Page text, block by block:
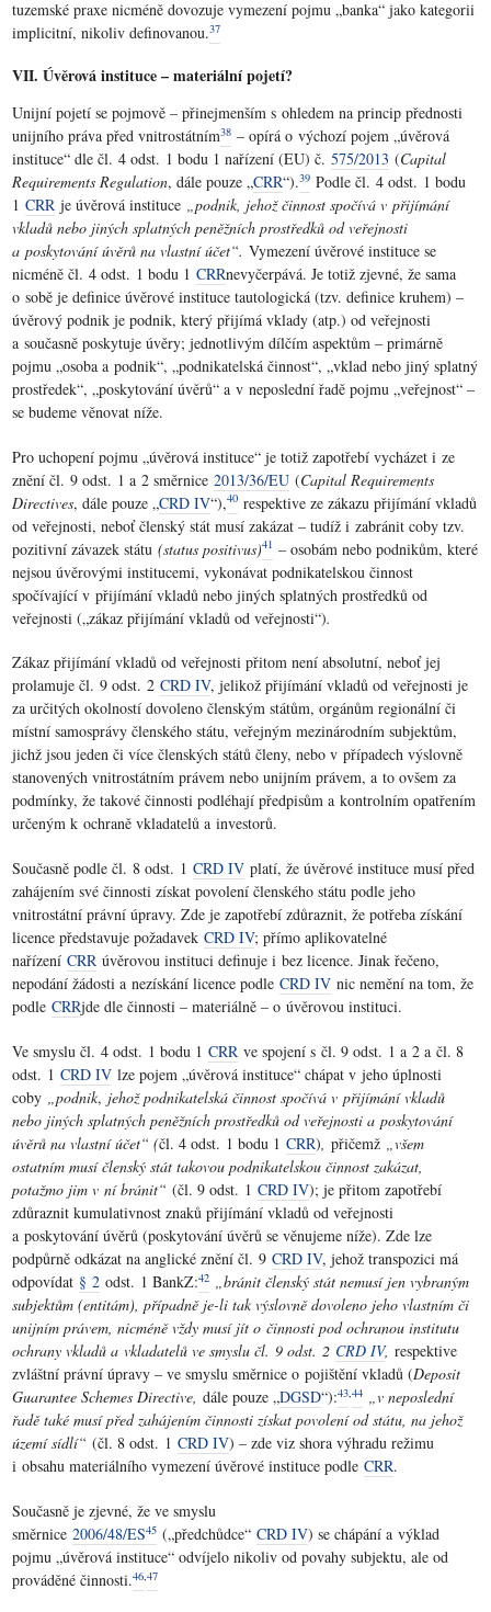
tuzemské praxe nicméně dovozuje vymezení pojmu „banka“ jako kategorii
implicitní, nikoliv definovanou.37
VII. Úvěrová instituce – materiální pojetí?
Unijní pojetí se pojmově – přinejmenším s ohledem na princip přednosti
unijního práva před vnitrostátním38 – opírá o výchozí pojem „úvěrová
instituce“ dle čl. 4 odst. 1 bodu 1 nařízení (EU) č.575/2013 (Capital
Requirements Regulation, dále pouze „CRR“).39 Podle čl. 4 odst. 1 bodu
1CRR je úvěrová instituce „podnik, jehož činnost spočívá v přijímání
vkladů nebo jiných splatných peněžních prostředků od veřejnosti
a poskytování úvěrů na vlastní účet“.Vymezení úvěrové instituce se
nicméně čl. 4 odst. 1 bodu 1CRRnevyčerpává. Je totiž zjevné, že sama
o sobě je definice úvěrové instituce tautologická (tzv. definice kruhem) –
úvěrový podnik je podnik, který přijímá vklady (atp.) od veřejnosti
a současně poskytuje úvěry; jednotlivým dílčím aspektům – primárně
pojmu „osoba a podnik“, „podnikatelská činnost“, „vklad nebo jiný splatný
prostředek“, „poskytování úvěrů“ a v neposlední řadě pojmu „veřejnost“ –
se budeme věnovat níže.
Pro uchopení pojmu „úvěrová instituce“ je totiž zapotřebí vycházet i ze
znění čl. 9 odst. 1 a 2 směrnice2013/36/EU (Capital Requirements
Directives, dále pouze „CRD IV“),40 respektive ze zákazu přijímání vkladů
od veřejnosti, neboť členský stát musí zakázat – tudíž i zabránit coby tzv.
pozitivní závazek státu(status positivus)41 – osobám nebo podnikům, které
nejsou úvěrovými institucemi, vykonávat podnikatelskou činnost
spočívající v přijímání vkladů nebo jiných splatných prostředků od
veřejnosti („zákaz přijímání vkladů od veřejnosti“).
Zákaz přijímání vkladů od veřejnosti přitom není absolutní, neboť jej
prolamuje čl. 9 odst. 2CRD IV, jelikož přijímání vkladů od veřejnosti je
za určitých okolností dovoleno členským státům, orgánům regionální či
místní samosprávy členského státu, veřejným mezinárodním subjektům,
jichž jsou jeden či více členských států členy, nebo v případech výslovně
stanovených vnitrostátním právem nebo unijním právem, a to ovšem za
podmínky, že takové činnosti podléhají předpisům a kontrolním opatřením
určeným k ochraně vkladatelů a investorů.
Současně podle čl. 8 odst. 1CRD IV platí, že úvěrové instituce musí před
zahájením své činnosti získat povolení členského státu podle jeho
vnitrostátní právní úpravy. Zde je zapotřebí zdůraznit, že potřeba získání
licence představuje požadavekCRD IV; přímo aplikovatelné
nařízeníCRR úvěrovou instituci definuje i bez licence. Jinak řečeno,
nepodání žádosti a nezískání licence podleCRD IV nic nemění na tom, že
podleCRRjde dle činnosti – materiálně – o úvěrovou instituci.
Ve smyslu čl. 4 odst. 1 bodu 1CRR ve spojení s čl. 9 odst. 1 a 2 a čl. 8
odst. 1CRD IV lze pojem „úvěrová instituce“ chápat v jeho úplnosti
coby „podnik, jehož podnikatelská činnost spočívá v přijímání vkladů
nebo jiných splatných peněžních prostředků od veřejnosti a poskytování
úvěrů na vlastní účet“ (čl. 4 odst. 1 bodu 1CRR),přičemž „všem
ostatním musí členský stát takovou podnikatelskou činnost zakázat,
potažmo jim v ní bránit“(čl. 9 odst. 1CRD IV); je přitom zapotřebí
zdůraznit kumulativnost znaků přijímání vkladů od veřejnosti
a poskytování úvěrů (poskytování úvěrů se věnujeme níže). Zde lze
podpůrně odkázat na anglické znění čl. 9CRD IV, jehož transpozici má
odpovídat § 2 odst. 1 BankZ:42 „bránit členský stát nemusí jen vybraným
subjektům (entitám), případně je-li tak výslovně dovoleno jeho vlastním či
unijním právem, nicméně vždy musí jít o činnosti pod ochranou institutu
ochrany vkladů a vkladatelů ve smyslu čl. 9 odst. 2 CRD IV,respektive
zvláštní právní úpravy – ve smyslu směrnice o pojištění vkladů (Deposit
Guarantee Schemes Directive,dále pouze „DGSD“):43,44 „v neposlední
řadě také musí před zahájením činnosti získat povolení od státu, na jehož
území sídlí“(čl. 8 odst. 1CRD IV) – zde viz shora výhradu režimu
i obsahu materiálního vymezení úvěrové instituce podleCRR.
Současně je zjevné, že ve smyslu
směrnice2006/48/ES45 („předchůdce“CRD IV) se chápání a výklad
pojmu „úvěrová instituce“ odvíjelo nikoliv od povahy subjektu, ale od
prováděné činnosti.46 ,47